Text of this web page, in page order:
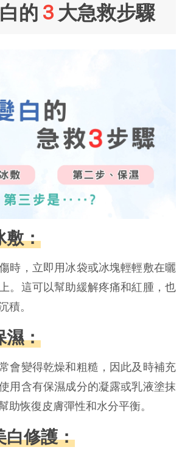
的 3 大急救步驟
敷：
時，立即用冰袋或冰塊輕輕敷在曬
。這可以幫助緩解疼痛和紅腫，也
積。
濕：
會變得乾燥和粗糙，因此及時補充
用含有保濕成分的凝露或乳液塗抹
助恢復皮膚彈性和水分平衡。
白修護：